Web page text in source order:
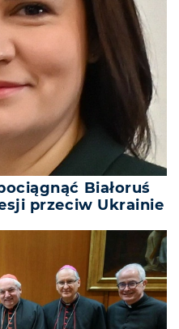
Białoruś
przeciw Ukrainie